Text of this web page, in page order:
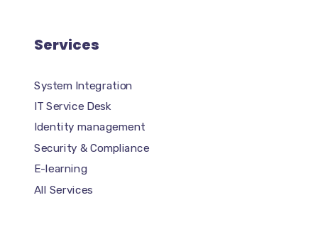
Services
System Integration
IT Service Desk
Identity management
Security & Compliance
E-learning
All Services